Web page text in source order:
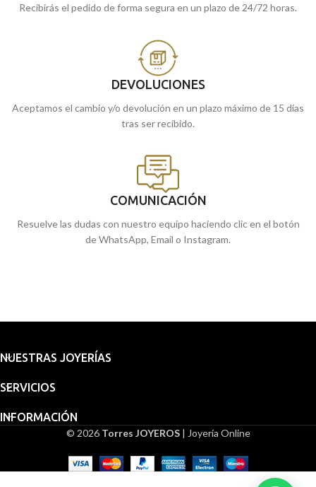
Recibirás el pedido de forma segura en un plazo de 24/72 horas.
DEVOLUCIONES
Aceptamos el cambio y/o devolución en un plazo máximo de 15 días
tras ser recibido.
COMUNICACIÓN
Resuelve las dudas con nuestro equipo haciendo clic en el botón
de WhatsApp, Email o Instagram.
NUESTRAS JOYERÍAS
SERVICIOS
INFORMACIÓN
© 2026 Torres JOYEROS| Joyería Online
Medalla
Embalaje